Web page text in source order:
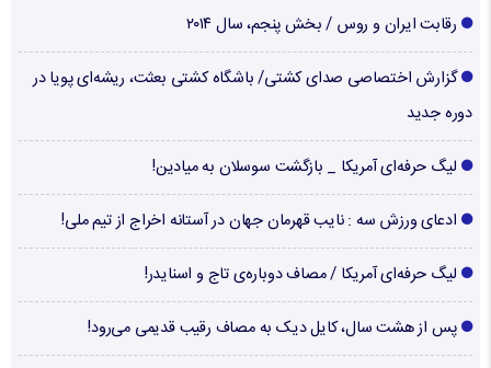
رقابت ایران و روس / بخش پنجم، سال ۲۰۱۴
گزارش اختصاصی صدای کشتی/ باشگاه کشتی بعثت، ریشه‌ای پویا در
دوره جدید
لیگ حرفه‌ای آمریکا _ بازگشت سوسلان به میادین!
ادعای ورزش سه : نایب قهرمان جهان در آستانه اخراج از تیم ملی!
لیگ حرفه‌ای آمریکا / مصاف دوباره‌ی تاج و اسنایدر!
پس از هشت سال، کایل دیک به مصاف رقیب قدیمی می‌رود!